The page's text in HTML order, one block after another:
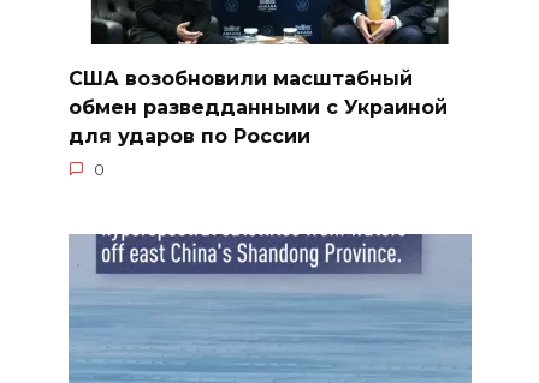
США возобновили масштабный
обмен разведданными с Украиной
для ударов по России
0